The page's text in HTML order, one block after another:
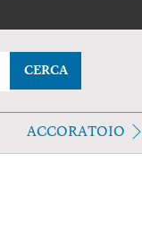
CERCA
ACCORATOIO